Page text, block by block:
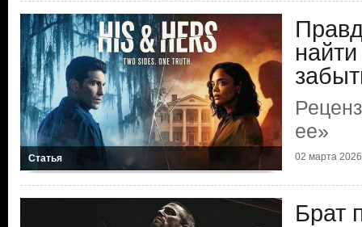
Статья
ее»
02 марта 2026
Брат